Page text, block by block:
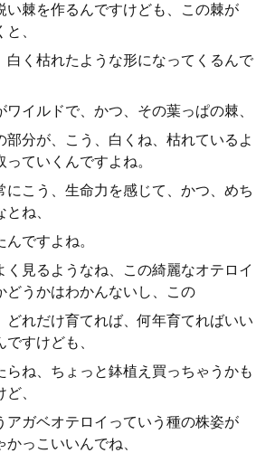
い棘を作るんですけども、この棘が
、
白く枯れたような形になってくるんで
ワイルドで、かつ、その葉っぱの棘、
部分が、こう、白くね、枯れているよ
ていくんですよね。
にこう、生命力を感じて、かつ、めち
ね、
ですよね。
く見るようなね、この綺麗なオテロイ
どうかはわかんないし、この
どれだけ育てれば、何年育てればいい
すけども、
らね、ちょっと鉢植え買っちゃうかも
、
アガベオテロイっていう種の株姿が
っこいいんでね、